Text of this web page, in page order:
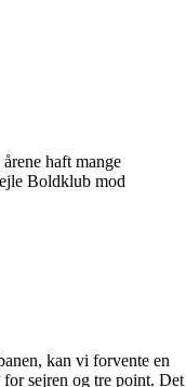
haft mange
Boldklub mod
kan vi forvente en
sejren og tre point. Det